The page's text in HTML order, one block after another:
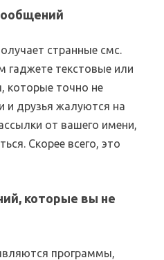
странные смс.
гаджете текстовые или
которые точно не
и друзья жалуются на
от вашего имени,
Скорее всего, это
которые вы не
программы,